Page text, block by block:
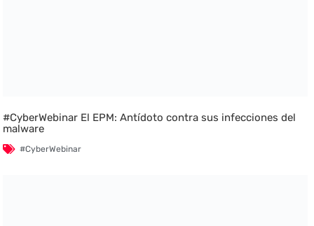
#CyberWebinar El EPM: Antídoto contra sus infecciones del
malware
#CyberWebinar